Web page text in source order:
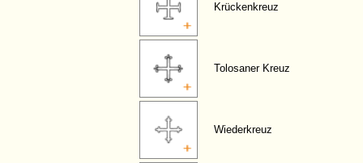
Krückenkreuz
Tolosaner Kreuz
Wiederkreuz